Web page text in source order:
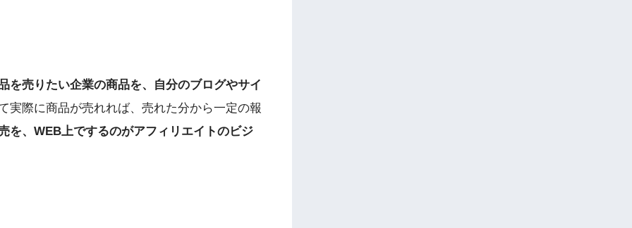
を売りたい企業の商品を、自分のブログやサイ
実際に商品が売れれば、売れた分から一定の報
を、WEB上でするのがアフィリエイトのビジ